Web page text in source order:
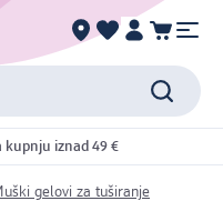
kupnju iznad 49 €
gelovi za tuširanje